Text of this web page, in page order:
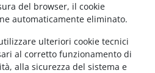
del browser, il cookie
automaticamente eliminato.
ulteriori cookie tecnici
al corretto funzionamento di
alla sicurezza del sistema e